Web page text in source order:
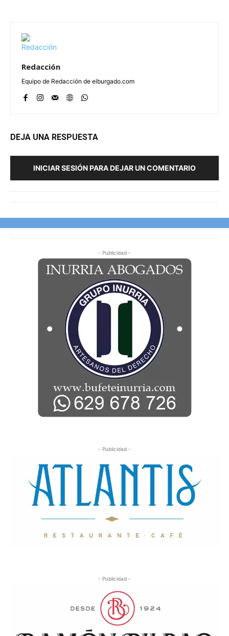
Redacción
Equipo de Redacción de elburgado.com
DEJA UNA RESPUESTA
INICIAR SESIÓN PARA DEJAR UN COMENTARIO
- Publicidad -
- Publicidad -
- Publicidad -